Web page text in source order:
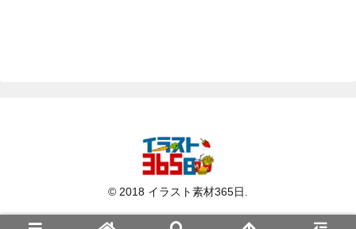
© 2018 イラスト素材365日.